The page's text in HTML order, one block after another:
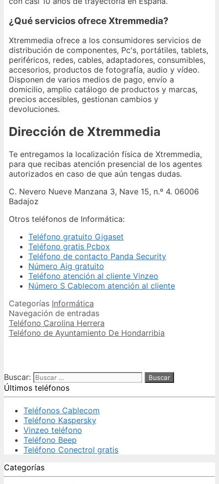
¿Qué servicios ofrece Xtremmedia?
Xtremmedia ofrece a los consumidores servicios de
distribución de componentes, Pc's, portátiles, tablets,
periféricos, redes, cables, adaptadores, consumibles,
accesorios, productos de fotografía, audio y vídeo.
Disponen de varios medios de pago, envío a
domicilio, amplio catálogo de productos y marcas,
precios accesibles, gestionan cambios y
devoluciones.
Dirección de Xtremmedia
Te entregamos la localización física de Xtremmedia,
para que recibas atención presencial de los agentes
autorizados en caso de que aún tengas dudas.
C. Nevero Nueve Manzana 3, Nave 15, n.º 4. 06006
Badajoz
Otros teléfonos de Informática:
Teléfono gratuito Gigaset
Teléfono gratis Pcbox
Teléfono de contacto Panda Security
Número Aig gratuito
Teléfono atención al cliente Vinzeo
Número S Cablecom atención al cliente
Categorías Informática
Navegación de entradas
Teléfono Carolina Herrera
Teléfono de Ayuntamiento De Hondarribia
Buscar:
Últimos teléfonos
Teléfonos Cablecom
Teléfono Kaspersky
Vinzeo teléfono
Teléfono Beep
Teléfono Conectrol gratis
Categorías